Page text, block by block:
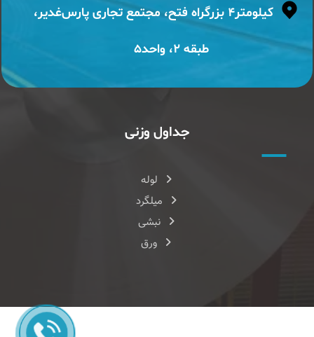
کیلومتر۴ بزرگراه فتح، مجتمع تجاری پارس‌غدیر،
طبقه ۲، واحد۵
جداول وزنی
لوله
میلگرد
نبشی
ورق
هزارنویس